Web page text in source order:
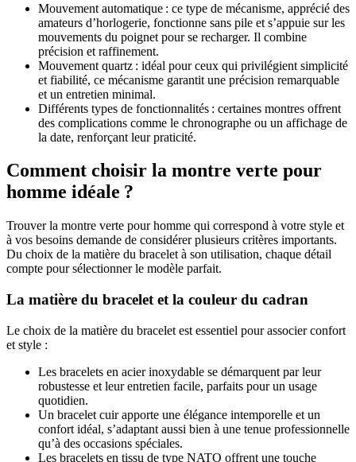
Mouvement automatique : ce type de mécanisme, apprécié des
amateurs d’horlogerie, fonctionne sans pile et s’appuie sur les
mouvements du poignet pour se recharger. Il combine
précision et raffinement.
Mouvement quartz : idéal pour ceux qui privilégient simplicité
et fiabilité, ce mécanisme garantit une précision remarquable
et un entretien minimal.
Différents types de fonctionnalités : certaines montres offrent
des complications comme le chronographe ou un affichage de
la date, renforçant leur praticité.
Comment choisir la montre verte pour
homme idéale ?
Trouver la montre verte pour homme qui correspond à votre style et
à vos besoins demande de considérer plusieurs critères importants.
Du choix de la matière du bracelet à son utilisation, chaque détail
compte pour sélectionner le modèle parfait.
La matière du bracelet et la couleur du cadran
Le choix de la matière du bracelet est essentiel pour associer confort
et style :
Les bracelets en acier inoxydable se démarquent par leur
robustesse et leur entretien facile, parfaits pour un usage
quotidien.
Un bracelet cuir apporte une élégance intemporelle et un
confort idéal, s’adaptant aussi bien à une tenue professionnelle
qu’à des occasions spéciales.
Les bracelets en tissu de type NATO offrent une touche